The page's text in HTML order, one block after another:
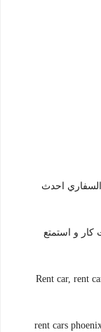
احدث
من تورست كار و استمتع
Rent car, rent
rent cars